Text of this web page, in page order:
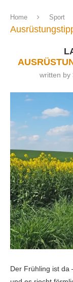
Home Sport
written by
Der Frühling ist da